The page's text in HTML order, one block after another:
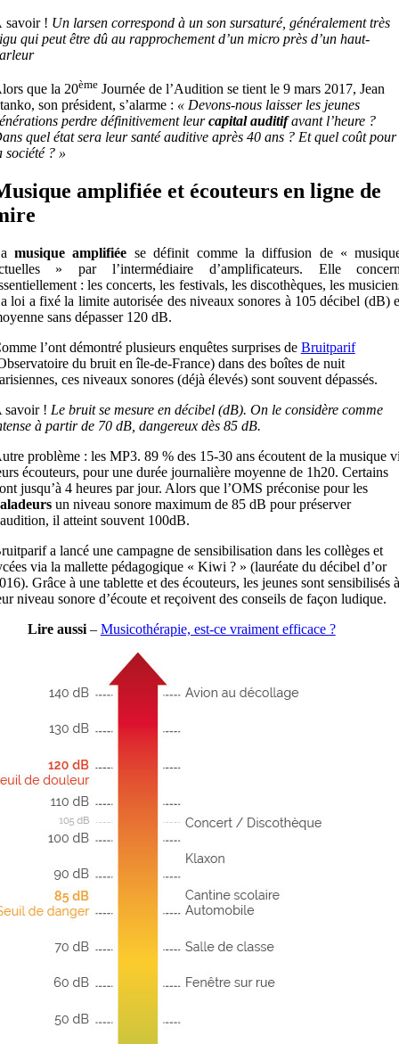
savoir ! Un larsen correspond à un son sursaturé, généralement très
qui peut être dû au rapprochement d’un micro près d’un haut-
que la 20èmeJournée de l’Audition se tient le 9 mars 2017, Jean
son président, s’alarme : « Devons-nous laisser les jeunes
perdre définitivement leurcapital auditifavant l’heure ?
quel état sera leur santé auditive après 40 ans ? Et quel coût pour
société ? »
amplifiée et écouteurs en ligne de
musique amplifiée se définit comme la diffusion de «
» par l’intermédiaire d’amplificateurs. Elle
: les concerts, les festivals, les discothèques, les
loi a fixé la limite autorisée des niveaux sonores à 105 décibel (dB)
sans dépasser 120 dB.
l’ont démontré plusieurs enquêtes surprises de Bruitparif
du bruit en île-de-France) dans des boîtes de nuit
ces niveaux sonores (déjà élevés) sont souvent dépassés.
savoir ! Le bruit se mesure en décibel (dB). On le considère comme
à partir de 70 dB, dangereux dès 85 dB.
problème : les MP3. 89 % des 15-30 ans écoutent de la musique
écouteurs, pour une durée journalière moyenne de 1h20. Certains
jusqu’à 4 heures par jour. Alors que l’OMS préconise pour les
un niveau sonore maximum de 85 dB pour préserver
il atteint souvent 100dB.
a lancé une campagne de sensibilisation dans les collèges et
via la mallette pédagogique « Kiwi ? » (lauréate du décibel d’or
Grâce à une tablette et des écouteurs, les jeunes sont sensibilisés à
niveau sonore d’écoute et reçoivent des conseils de façon ludique.
Lire aussi– Musicothérapie, est-ce vraiment efficace ?